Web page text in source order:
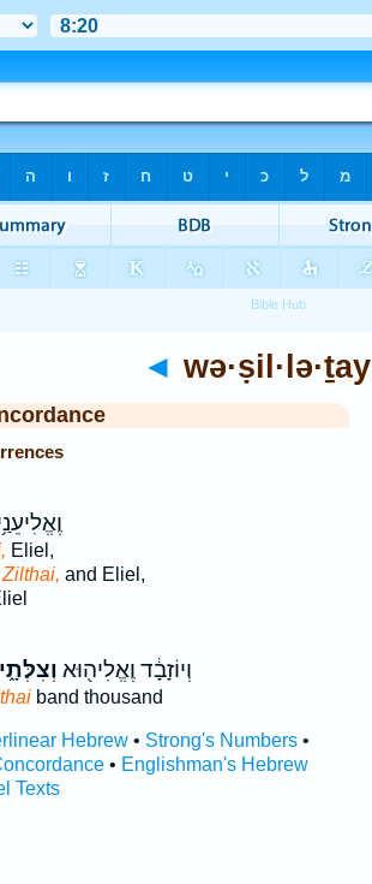
◄ wə·ṣil·lə·ṯay
Eliel,
and Eliel,
וְיוֹזָבָ֔ד וֶאֱלִיה֖וּא וְצִלְּתָ֑י
band thousand
Hebrew• Strong's Numbers•
• Englishman's Hebrew
Texts